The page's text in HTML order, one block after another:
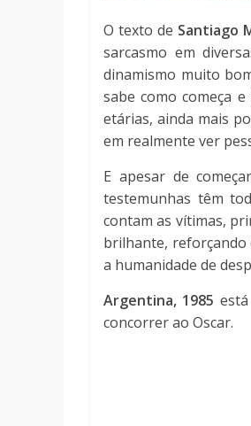
O texto de Santiago
sarcasmo em
dinamismo muito
sabe como começa
etárias, ainda mais
em realmente ver
E apesar de
testemunhas têm
contam as vítimas,
brilhante, reforçando
a humanidade de
Argentina, 1985
concorrer ao Oscar.